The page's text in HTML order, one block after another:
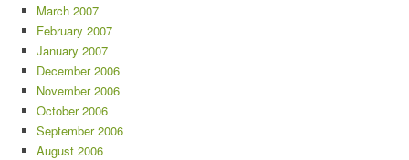
March 2007
February 2007
January 2007
December 2006
November 2006
October 2006
September 2006
August 2006